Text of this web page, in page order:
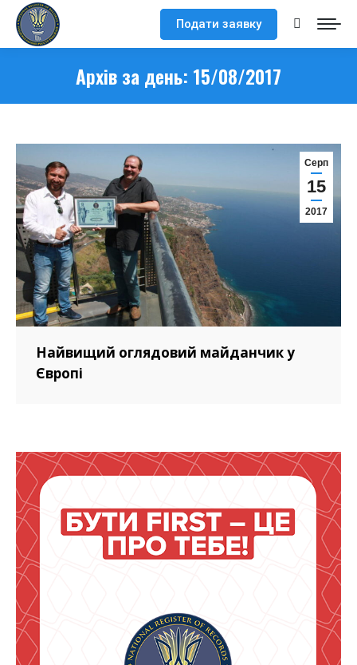
Подати заявку Search:
Архів за день: 15/08/2017
Серп
15
2017
Найвищий оглядовий майданчик у
Європі